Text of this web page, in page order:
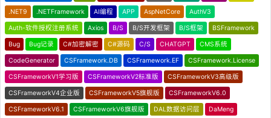
.NET9 .NETFramework AI编程 APP AspNetCore AuthV3
Auth-软件授权注册系统 Axios B/S B/S开发框架 B/S框架 BSFramework
Bug Bug记录 C#加密解密 C#源码 C/S CHATGPT CMS系统
CodeGenerator CSFramework.DB CSFramework.EF CSFramework.License
CSFrameworkV1学习版 CSFrameworkV2标准版 CSFrameworkV3高级版
CSFrameworkV4企业版 CSFrameworkV5旗舰版 CSFrameworkV6.0
CSFrameworkV6.1 CSFrameworkV6旗舰版 DAL数据访问层 DaMeng